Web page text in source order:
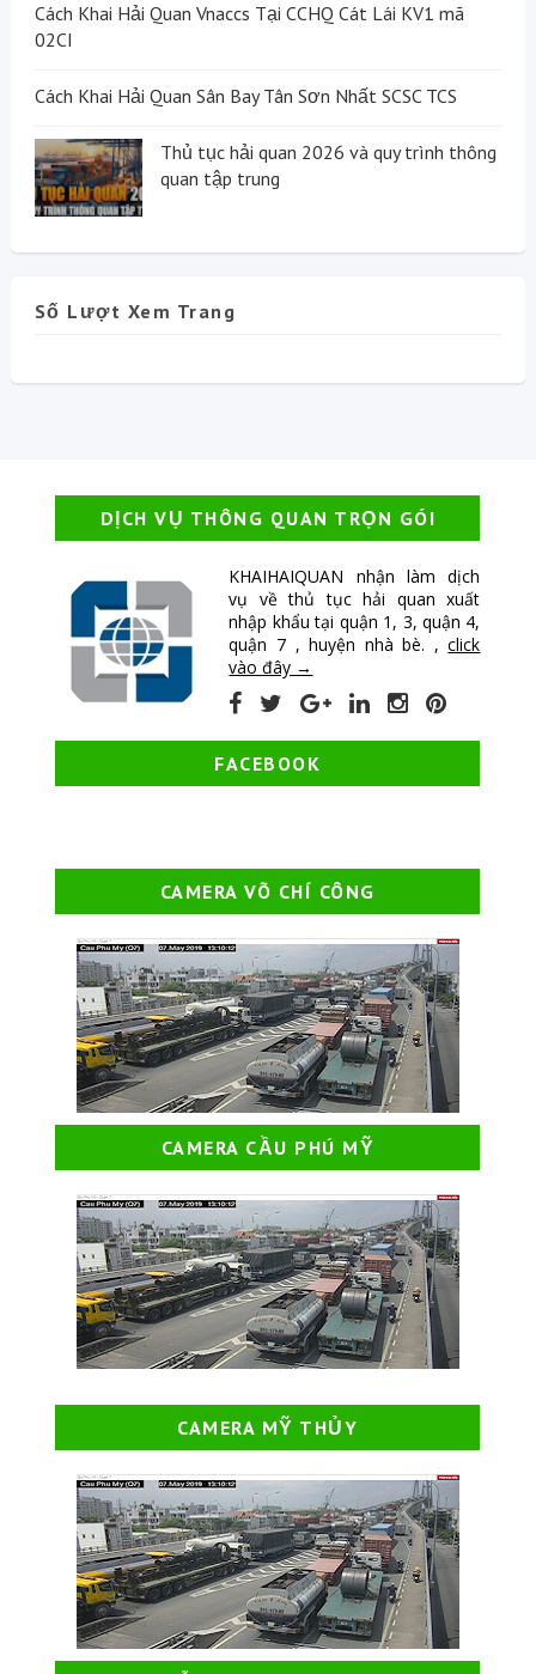
Cách Khai Hải Quan Vnaccs Tại CCHQ Cát Lái KV1 mã
02CI
Cách Khai Hải Quan Sân Bay Tân Sơn Nhất SCSC TCS
Thủ tục hải quan 2026 và quy trình thông
quan tập trung
Số Lượt Xem Trang
DỊCH VỤ THÔNG QUAN TRỌN GÓI
KHAIHAIQUAN nhận làm dịch
vụ về thủ tục hải quan xuất
nhập khẩu tại quận 1, 3, quận 4,
quận 7 , huyện nhà bè. ,click
vào đây →
FACEBOOK
CAMERA VÕ CHÍ CÔNG
CAMERA CẦU PHÚ MỸ
CAMERA MỸ THỦY